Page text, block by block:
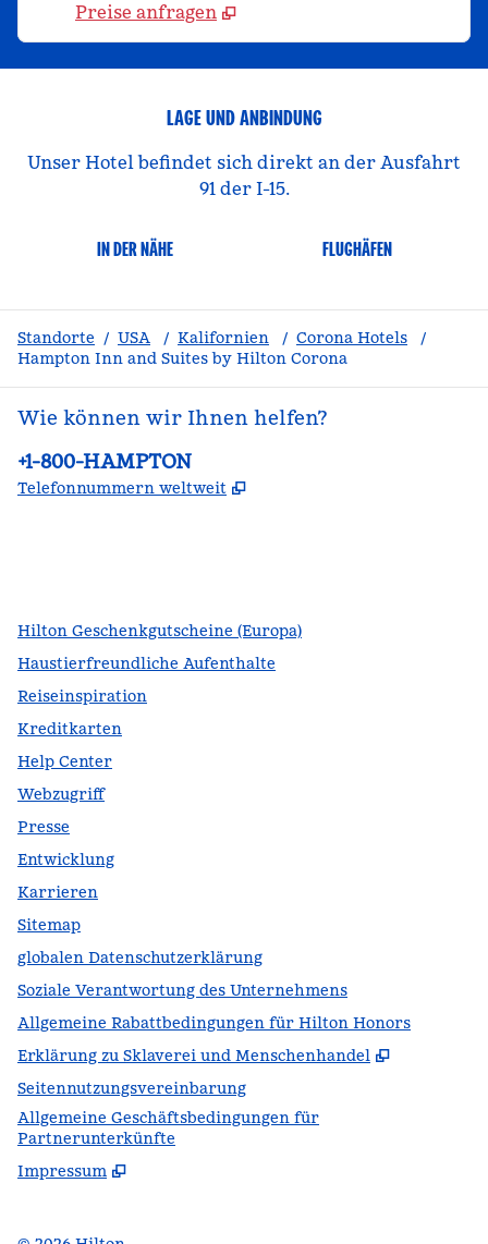
Preise anfragen
LAGE UND ANBINDUNG
Unser Hotel befindet sich direkt an der Ausfahrt
91 der I-15.
IN DER NÄHE FLUGHÄFEN
Standorte / USA / Kalifornien / Corona Hotels
/
Hampton Inn and Suites by Hilton Corona
Wie können wir Ihnen helfen?
Telefon:
+1-800-HAMPTON
Telefonnummern weltweit ,
Hilton Geschenkgutscheine (Europa)
Haustierfreundliche Aufenthalte
Reiseinspiration
Kreditkarten
Help Center
Webzugriff
Presse
Entwicklung
Karrieren
Sitemap
globalen Datenschutzerklärung
Soziale Verantwortung des Unternehmens
Allgemeine Rabattbedingungen für Hilton Honors
Erklärung zu Sklaverei und Menschenhandel
,
Seitennutzungsvereinbarung
Allgemeine Geschäftsbedingungen für
Partnerunterkünfte
Impressum